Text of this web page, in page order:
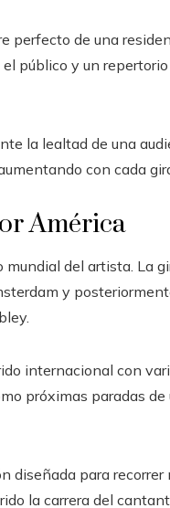
perfecto de una
público y un repertorio
la lealtad de una
con cada
América
del artista. La
y
internacional con
próximas paradas de
diseñada para recorrer
la carrera del